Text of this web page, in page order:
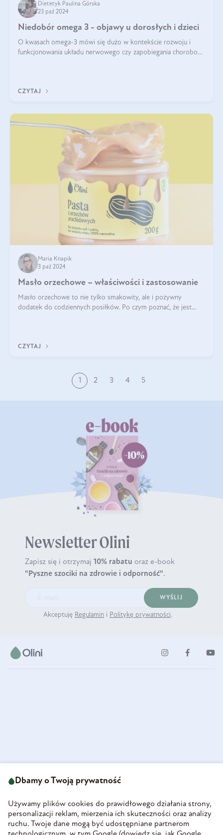
Dietetyk Paulina Górska
23 paź 2024
Niedobór omega 3 - objawy u dorosłych i dzieci
O kwasach omega-3 mówi się dużo w kontekście rozwoju i
funkcjonowania układu nerwowego czy zapobiegania chorobom
CZYTAJ
Maria Knapik
3 paź 2024
Masło orzechowe – właściwości i zastosowanie
Masło orzechowe to nie tylko smakowity, ale i pożywny
dodatek do codziennych posiłków. Po czym poznać, że jest
CZYTAJ
1 2 3 4 5
Newsletter Olini
Zapisz się i otrzymaj 10% rabatu oraz e-book
"Pyszne szociki na zdrowie i odporność".
WYŚLIJ
Akceptuję Regulamin i Politykę prywatności.
58-160 Świebodzice
REGON 890213034
INFORMACJE
Dbamy o Twoją prywatność
Używamy plików cookies do prawidłowego działania strony,
personalizacji reklam, mierzenia ich skuteczności oraz analizy
ruchu. Twoje dane mogą być udostępniane partnerom